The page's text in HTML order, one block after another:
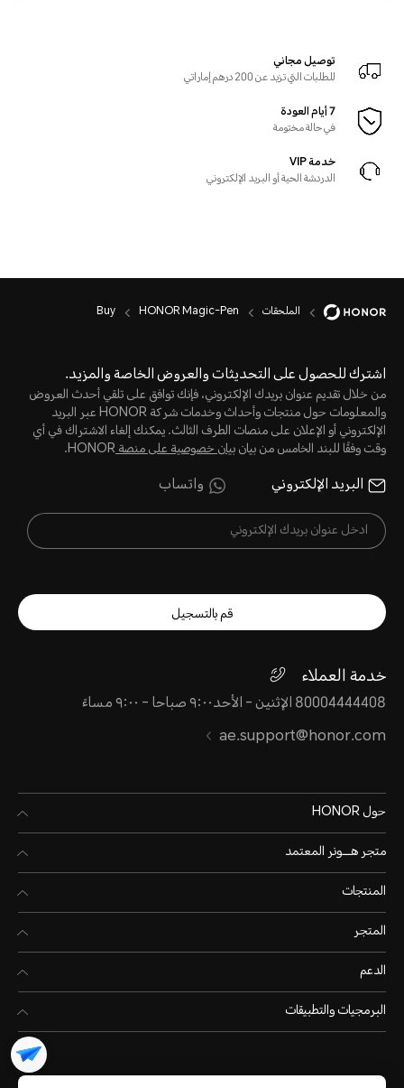
توصيل مجاني
للطلبات التي تزيد عن 200 درهم إماراتي
7 أيام العودة
في حالة مختومة
خدمة VIP
الدردشة الحية أو البريد الإلكتروني
الملحقات HONOR Magic-Pen
Buy
اشترك للحصول على التحديثات والعروض الخاصة والمزيد.
من خلال تقديم عنوان بريدك الإلكتروني، فإنك توافق على تلقي أحدث العروض
والمعلومات حول منتجات وأحداث وخدمات شركة HONOR عبر البريد
الإلكتروني أو الإعلان على منصات الطرف الثالث. يمكنك إلغاء الاشتراك في أي
وقت وفقًا للبند الخامس من بيانبيان خصوصية على منصةHONOR.
البريد الإلكتروني واتساب
قم بالتسجيل
خدمة العملاء
80004444408 الإثنين - الأحد٩:٠٠ صباحا - ٩:٠٠ مساءً
ae.support@honor.com
حول HONOR
متجر هـــونر المعتمد
المنتجات
المتجر
الدعم
البرمجيات والتطبيقات